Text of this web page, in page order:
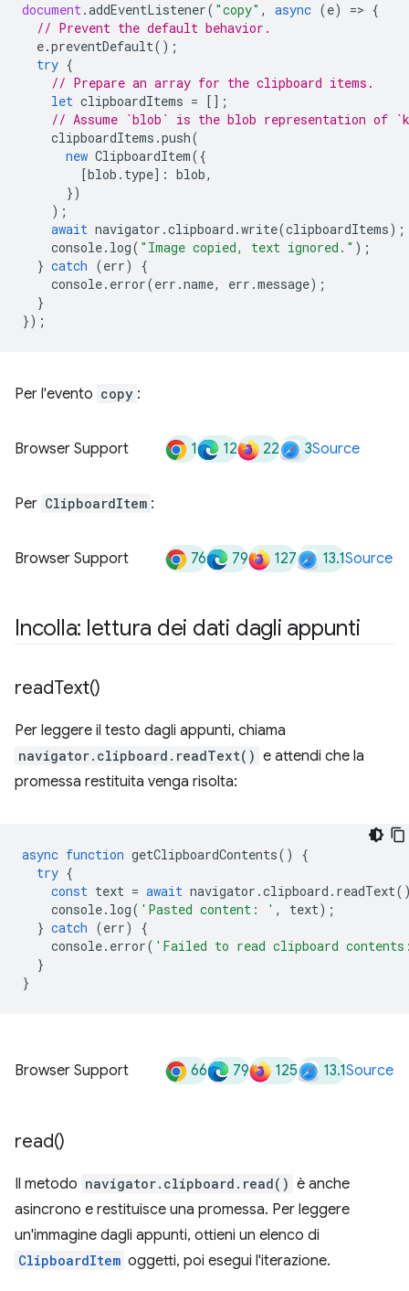
document.addEventListener( "copy" , async (e) => {
// Prevent the default behavior.
e.preventDefault();
try {
// Prepare an array for the clipboard items.
let clipboardItems = [];
// Assume `blob` is the blob representation of
clipboardItems .push(
new ClipboardItem({
[blob . type] : blob,
})
);
await navigator .clipboard .write(clipboardItems);
console. log( "Image copied, text ignored." );
} catch (err)
{
console. error(err .name, err .message);
}
});
Per l'evento copy :
Browser Support 1 12 22 3Source
Per ClipboardItem :
Browser Support 76 79 127 13.1Source
Incolla: lettura dei dati dagli appunti
readText()
Per leggere il testo dagli appunti, chiama
navigator.clipboard.readText() e attendi che la
promessa restituita venga risolta:
async function getClipboardContents()
{
try {
const text = await navigator .clipboard . readText
console. log( 'Pasted content: ' , text);
} catch (err)
{
console. error( 'Failed to read clipboard
}
}
Browser Support 66 79 125 13.1Source
read()
Il metodo navigator.clipboard.read() è anche
asincrono e restituisce una promessa. Per leggere
un'immagine dagli appunti, ottieni un elenco di
ClipboardItem oggetti, poi esegui l'iterazione.